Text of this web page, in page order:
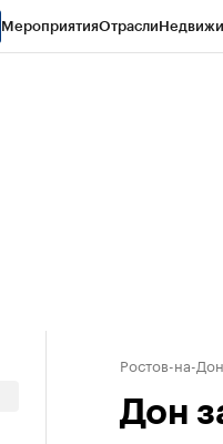
МероприятияОтрасли
Ростов-на-
Дон